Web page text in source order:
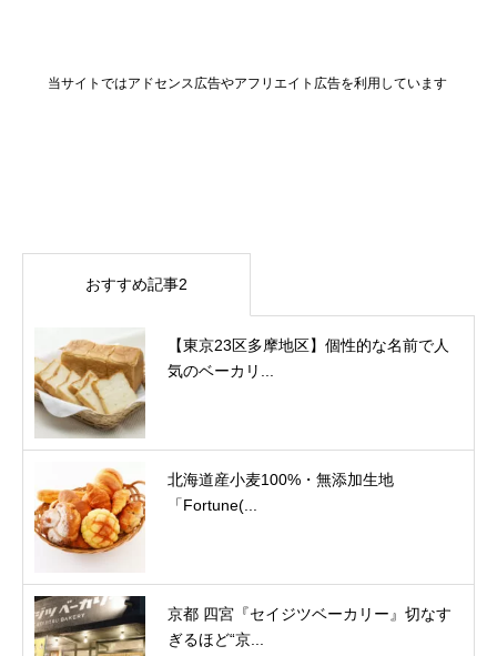
当サイトではアドセンス広告やアフリエイト広告を利用しています
おすすめ記事2
【東京23区多摩地区】個性的な名前で人
気のベーカリ...
北海道産小麦100%・無添加生地
「Fortune(...
京都 四宮『セイジツベーカリー』切なす
ぎるほど“京...